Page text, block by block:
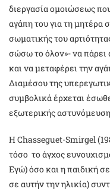
διεργασία ομοιώσεως
αγάπη του για τη μητέρα
σωματικής του
σώσω το όλον»- να πάρει
και να μεταφέρει την
Διαμέσου της
συμβολικά έρχεται
εξωτερικής
Η Chasseguet-Smirgel
τόσο το άγχος
Εγώ) όσο και η παιδική
σε αυτήν την ηλικία)